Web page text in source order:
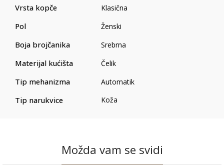
Vrsta kopče Klasična
Pol Ženski
Boja brojčanika Srebrna
Materijal kućišta Čelik
Tip mehanizma Automatik
Tip narukvice Koža
Možda vam se svidi